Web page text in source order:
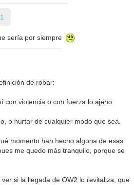
sería por siempre
de robar:
con violencia o con fuerza lo ajeno.
o hurtar de cualquier modo que sea.
momento han hecho alguna de esas
me quedo más tranquilo, porque se
si la llegada de OW2 lo revitaliza, que